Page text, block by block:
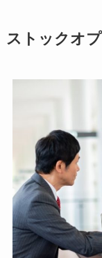
ストックオ